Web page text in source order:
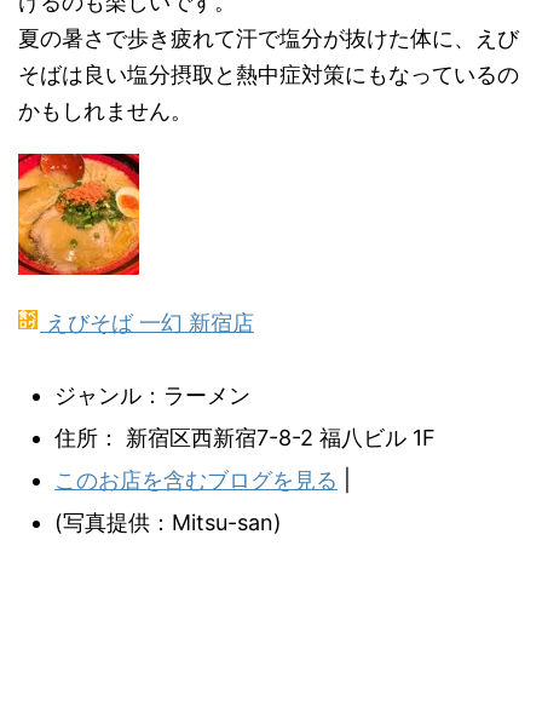
夏の暑さで歩き疲れて汗で塩分が抜けた体に、えび
そばは良い塩分摂取と熱中症対策にもなっているの
かもしれません。
えびそば 一幻 新宿店
ジャンル：ラーメン
住所： 新宿区西新宿7-8-2 福八ビル 1F
このお店を含むブログを見る
(写真提供：Mitsu-san)